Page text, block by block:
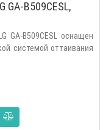
GA-B509CESL,
GA-B509CESL оснащен
системой оттаивания